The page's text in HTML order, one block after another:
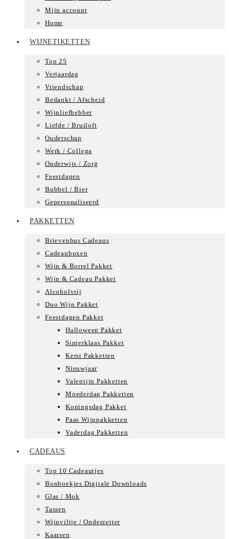
Mijn account
Home
WIJNETIKETTEN
Top 25
Verjaardag
Vriendschap
Bedankt / Afscheid
Wijnliefhebber
Liefde / Bruiloft
Ouderschap
Werk / Collega
Onderwijs / Zorg
Feestdagen
Bubbel / Bier
Gepersonaliseerd
PAKKETTEN
Brievenbus Cadeaus
Cadeauboxen
Wijn & Borrel Pakket
Wijn & Cadeau Pakket
Alcoholvrij
Duo Wijn Pakket
Feestdagen Pakket
Halloween Pakket
Sinterklaas Pakket
Kerst Pakketten
Nieuwjaar
Valentijn Pakketten
Moederdag Pakketten
Koningsdag Pakket
Paas Wijnpakketten
Vaderdag Pakketten
CADEAUS
Top 10 Cadeautjes
Bonboekjes Digitale Downloads
Glas / Mok
Tassen
Wijnviltje / Onderzetter
Kaarsen